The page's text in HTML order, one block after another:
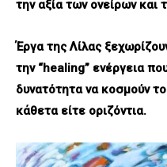
την αξία των ονείρων και
Έργα της Λίλας
την “healing” ενέργεια
δυνατότητα να κοσμούν
κάθετα είτε οριζόντια.